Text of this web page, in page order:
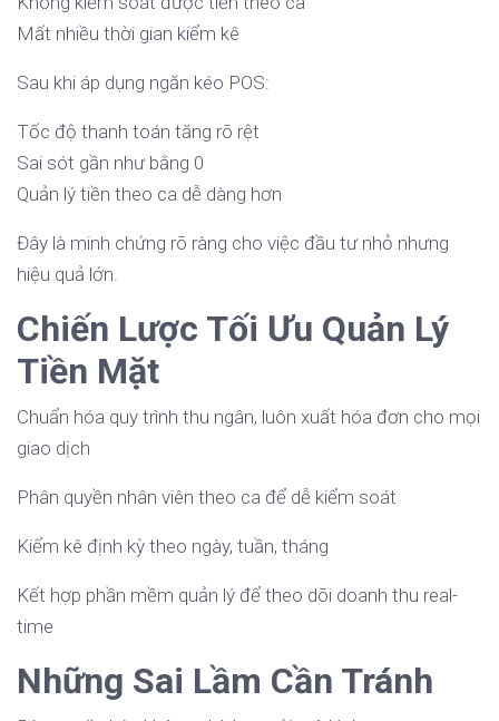
Mất nhiều thời gian kiểm kê
Sau khi áp dụng ngăn kéo POS:
Tốc độ thanh toán tăng rõ rệt
Sai sót gần như bằng 0
Quản lý tiền theo ca dễ dàng hơn
Đây là minh chứng rõ ràng cho việc đầu tư nhỏ nhưng
hiệu quả lớn.
Chiến Lược Tối Ưu Quản Lý
Tiền Mặt
Chuẩn hóa quy trình thu ngân, luôn xuất hóa đơn cho mọi
giao dịch
Phân quyền nhân viên theo ca để dễ kiểm soát
Kiểm kê định kỳ theo ngày, tuần, tháng
Kết hợp phần mềm quản lý để theo dõi doanh thu real-
time
Những Sai Lầm Cần Tránh